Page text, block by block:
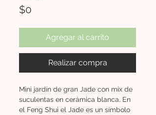
$0
Agregar al carrito
Realizar compra
Mini jardín de gran Jade con mix de
suculentas en cerámica blanca. En
el Feng Shui el Jade es un símbolo